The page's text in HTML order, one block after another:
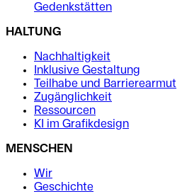
Gedenkstätten
HALTUNG
Nachhaltigkeit
Inklusive Gestaltung
Teilhabe und Barrierearmut
Zugänglichkeit
Ressourcen
KI im Grafikdesign
MENSCHEN
Wir
Geschichte